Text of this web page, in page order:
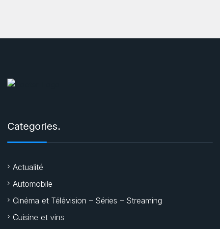
Categories.
Actualité
Automobile
Cinéma et Télévision – Séries – Streaming
Cuisine et vins